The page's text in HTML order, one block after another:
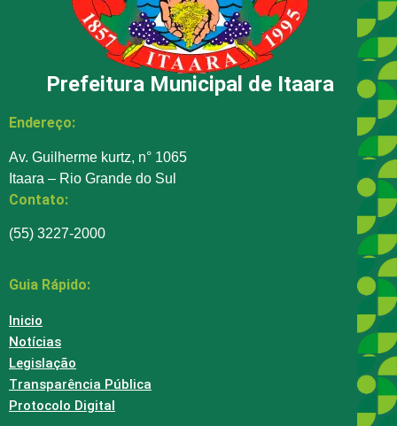
Prefeitura Municipal de Itaara
Endereço:
Av. Guilherme kurtz, n° 1065
Itaara – Rio Grande do Sul
Contato:
(55) 3227-2000
Guia Rápido:
Inicio
Notícias
Legislação
Transparência Pública
Protocolo Digital